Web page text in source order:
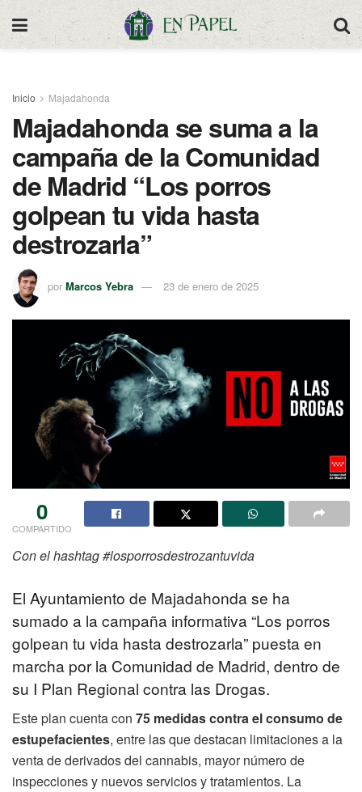
Inicio Majadahonda
Majadahonda se suma a la
campaña de la Comunidad
de Madrid “Los porros
golpean tu vida hasta
destrozarla”
por Marcos Yebra 23 de enero de 2025
0
COMPARTIDO
Con el hashtag #losporrosdestrozantuvida
El Ayuntamiento de Majadahonda se ha
sumado a la campaña informativa “Los porros
golpean tu vida hasta destrozarla” puesta en
marcha por la Comunidad de Madrid, dentro de
su I Plan Regional contra las Drogas.
Este plan cuenta con 75 medidas contra el consumo de
estupefacientes, entre las que destacan limitaciones a la
venta de derivados del cannabis, mayor número de
inspecciones y nuevos servicios y tratamientos. La